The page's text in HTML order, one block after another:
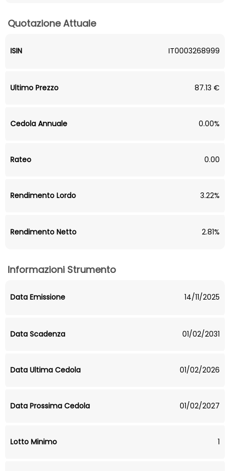
Quotazione Attuale
ISIN IT0003268999
Ultimo Prezzo 87.13 €
Cedola Annuale 0.00%
Rateo 0.00
Rendimento Lordo 3.22%
Rendimento Netto 2.81%
Informazioni Strumento
Data Emissione 14/11/2025
Data Scadenza 01/02/2031
Data Ultima Cedola 01/02/2026
Data Prossima Cedola 01/02/2027
Lotto Minimo 1